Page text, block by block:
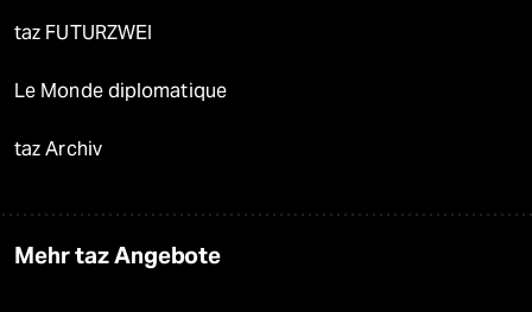
taz FUTURZWEI
Le Monde diplomatique
taz Archiv
Mehr taz Angebote